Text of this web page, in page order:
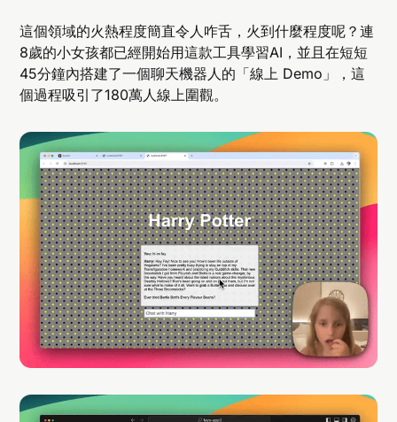
這個領域的火熱程度簡直令人咋舌，火到什麼程度呢？連
8歲的小女孩都已經開始用這款工具學習AI，並且在短短
45分鐘內搭建了一個聊天機器人的「線上 Demo」，這
個過程吸引了180萬人線上圍觀。